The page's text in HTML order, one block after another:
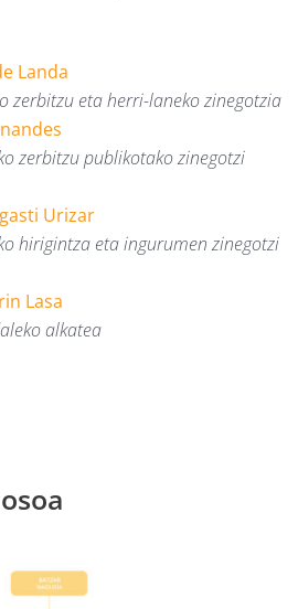
Landa
zerbitzu eta herri-laneko zinegotzia
zerbitzu publikotako zinegotzi
Urizar
hirigintza eta ingurumen zinegotzi
Lasa
alkatea